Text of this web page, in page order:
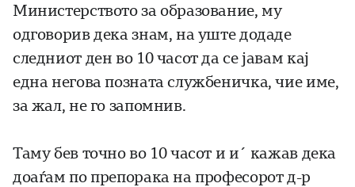
Министерството за образование, му
одговорив дека знам, на уште додаде
следниот ден во 10 часот да се јавам кај
една негова позната службеничка, чие име,
за жал, не го запомнив.
Таму бев точно во 10 часот и и´ кажав дека
доаѓам по препорака на професорот д-р